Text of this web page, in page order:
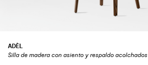
ADÈL
Silla de madera con asiento y respaldo acolchados